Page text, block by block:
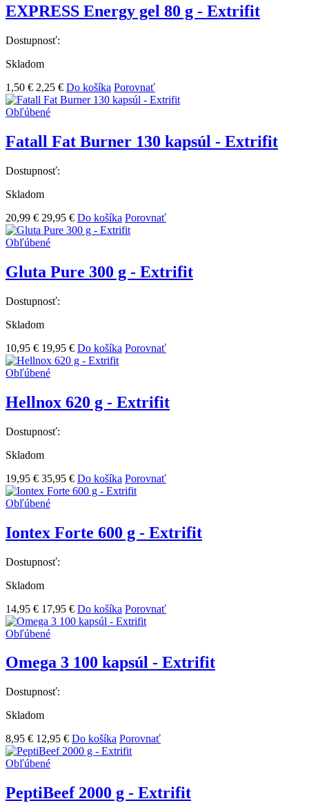
EXPRESS Energy gel 80 g - Extrifit
Dostupnosť:
Skladom
1,50 € 2,25 € Do košíka Porovnať
Obľúbené
Fatall Fat Burner 130 kapsúl - Extrifit
Dostupnosť:
Skladom
20,99 € 29,95 € Do košíka Porovnať
Obľúbené
Gluta Pure 300 g - Extrifit
Dostupnosť:
Skladom
10,95 € 19,95 € Do košíka Porovnať
Obľúbené
Hellnox 620 g - Extrifit
Dostupnosť:
Skladom
19,95 € 35,95 € Do košíka Porovnať
Obľúbené
Iontex Forte 600 g - Extrifit
Dostupnosť:
Skladom
14,95 € 17,95 € Do košíka Porovnať
Obľúbené
Omega 3 100 kapsúl - Extrifit
Dostupnosť:
Skladom
8,95 € 12,95 € Do košíka Porovnať
Obľúbené
PeptiBeef 2000 g - Extrifit